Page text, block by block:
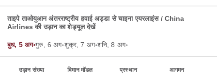
ताइपे ताओयुआन अंतरराष्ट्रीय हवाई अड्डा से चाइना एयरलाइंस / China
Airlines की उड़ान का शेड्यूल देखें
बुध, 5 अग॰गुरु, 6 अग॰शुक्र, 7 अग॰शनि, 8 अग॰
उड़ान संख्या विमान मॉडल प्रस्थान आगमन